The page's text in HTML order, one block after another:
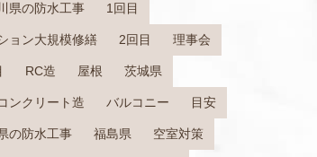
県の防水工事 1回目
ョン大規模修繕 2回目 理事会
RC造 屋根 茨城県
ンクリート造 バルコニー 目安
の防水工事 福島県 空室対策